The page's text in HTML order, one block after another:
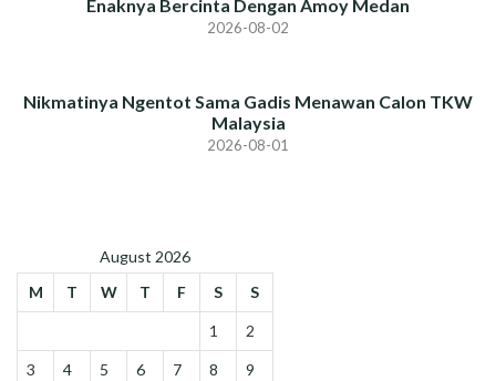
Enaknya Bercinta Dengan Amoy Medan
2026-08-02
Nikmatinya Ngentot Sama Gadis Menawan Calon TKW
Malaysia
2026-08-01
August 2026
M
T W T F S S
1 2
3 4 5 6 7 8 9